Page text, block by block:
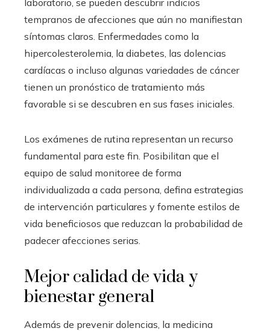
laboratorio, se pueden descubrir indicios
tempranos de afecciones que aún no manifiestan
síntomas claros. Enfermedades como la
hipercolesterolemia, la diabetes, las dolencias
cardíacas o incluso algunas variedades de cáncer
tienen un pronóstico de tratamiento más
favorable si se descubren en sus fases iniciales.
Los exámenes de rutina representan un recurso
fundamental para este fin. Posibilitan que el
equipo de salud monitoree de forma
individualizada a cada persona, defina estrategias
de intervención particulares y fomente estilos de
vida beneficiosos que reduzcan la probabilidad de
padecer afecciones serias.
Mejor calidad de vida y
bienestar general
Además de prevenir dolencias, la medicina